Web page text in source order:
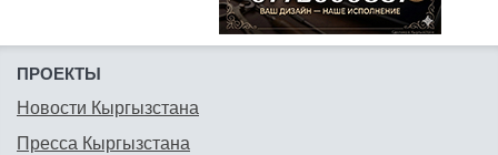
ПРОЕКТЫ
Новости Кыргызстана
Пресса Кыргызстана